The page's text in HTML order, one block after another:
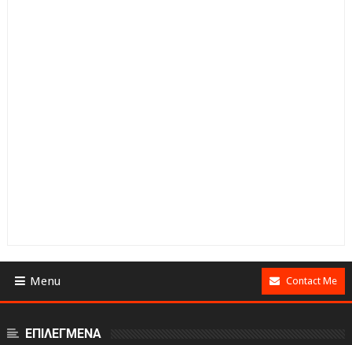
Menu Contact Me
ΕΠΙΛΕΓΜΕΝΑ